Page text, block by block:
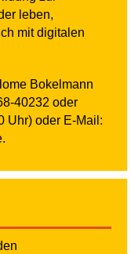
leben,
mit digitalen
Bokelmann
40232 oder
Uhr) oder E-Mail: